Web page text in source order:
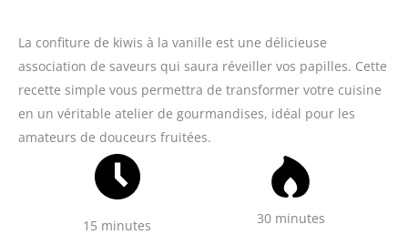
La confiture de kiwis à la vanille est une délicieuse
association de saveurs qui saura réveiller vos papilles. Cette
recette simple vous permettra de transformer votre cuisine
en un véritable atelier de gourmandises, idéal pour les
amateurs de douceurs fruitées.
15 minutes 30 minutes